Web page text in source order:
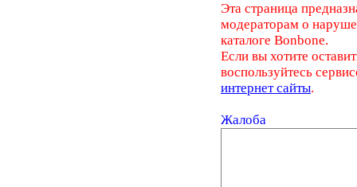
Эта страница
модераторам о
каталоге Bonbone.
Если вы хотите
воспользуйтесь
интернет сайты.
Жалоба